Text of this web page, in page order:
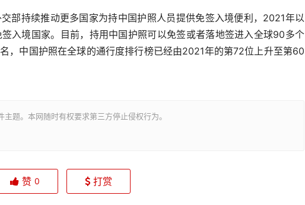
持续推动更多国家为持中国护照人员提供免签入境便利，2021年以
入境国家。目前，持用中国护照可以免签或者落地签进入全球90多个
，中国护照在全球的通行度排行榜已经由2021年的第72位上升至第60
题。本网随时有权要求第三方停止侵权行为。
赞 0 打赏